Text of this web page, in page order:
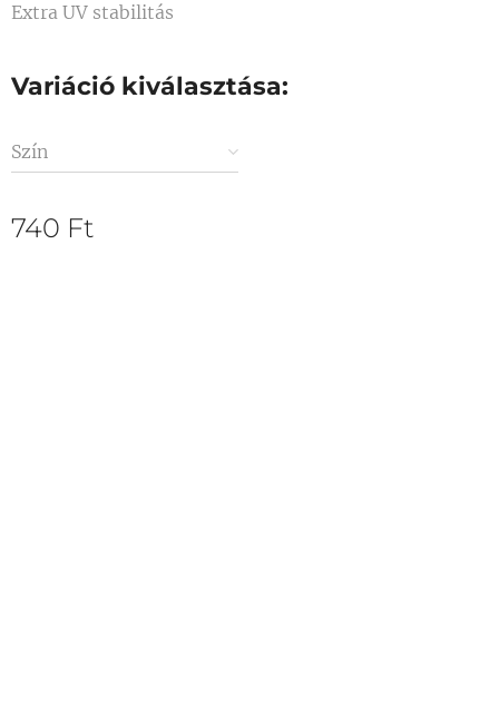
Extra UV stabilitás
Variáció kiválasztása:
Szín
740 Ft